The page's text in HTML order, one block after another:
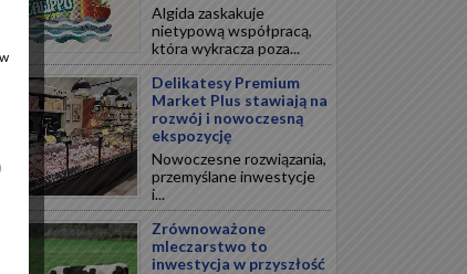
Algida zaskakuje
nietypową współpracą,
która wykracza poza...
Delikatesy Premium
Market Plus stawiają na
rozwój i nowoczesną
ekspozycję
Nowoczesne rozwiązania,
przemyślane inwestycje
i...
Zrównoważone
mleczarstwo to
inwestycja w przyszłość